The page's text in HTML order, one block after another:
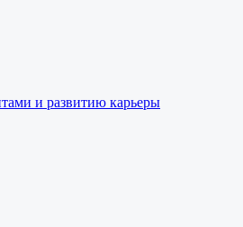
и развитию карьеры